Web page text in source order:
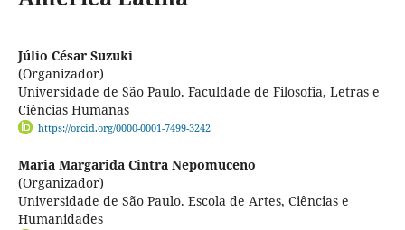
Júlio César Suzuki
(Organizador)
Universidade de São Paulo. Faculdade de Filosofia, Letras e
Ciências Humanas
https://orcid.org/0000-0001-7499-3242
Maria Margarida Cintra Nepomuceno
(Organizador)
Universidade de São Paulo. Escola de Artes, Ciências e
Humanidades